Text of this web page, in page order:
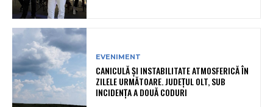
EVENIMENT
CANICULĂ ȘI INSTABILITATE ATMOSFERICĂ ÎN
ZILELE URMĂTOARE. JUDEȚUL OLT, SUB
INCIDENȚA A DOUĂ CODURI